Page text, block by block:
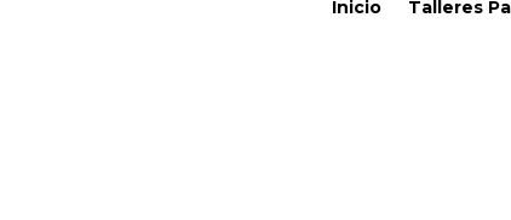
Inicio Talleres